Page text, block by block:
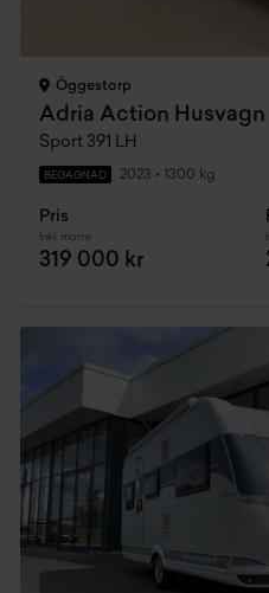
Öggestorp
Adria Action Husvagn
Sport 391 LH
BEGAGNAD 2023 • 1300 kg
Pris
Inkl. moms
319 000 kr